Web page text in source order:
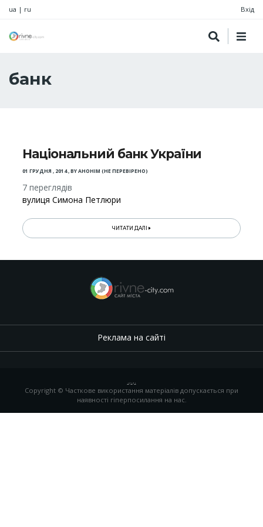
ua | ru Вхід
банк
Національний банк України
01 ГРУДНЯ , 2014,BYАНОНІМ (НЕ ПЕРЕВІРЕНО)
7 переглядів
вулиця Симона Петлюри
ЧИТАТИ ДАЛІ
Реклама на сайті
, ,
Copyright © Часткове використання матеріалів допускається при
наявності гіперпосилання на нас.